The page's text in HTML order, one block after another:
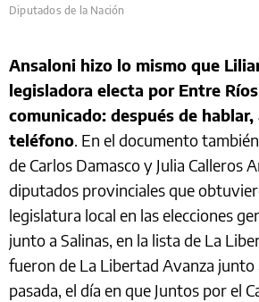
Diputados de la Nación
Ansaloni hizo lo mismo que
legisladora electa por Entre
comunicado: después de hablar,
teléfono. En el documento
de Carlos Damasco y Julia Calleros
diputados provinciales que
legislatura local en las elecciones
junto a Salinas, en la lista de La
fueron de La Libertad Avanza junto
pasada, el día en que Juntos por el